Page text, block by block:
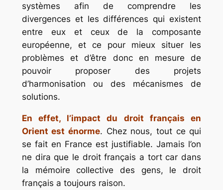
systèmes afin de comprendre les
divergences et les différences qui existent
entre eux et ceux de la composante
européenne, et ce pour mieux situer les
problèmes et d’être donc en mesure de
pouvoir proposer des projets
d’harmonisation ou des mécanismes de
solutions.
En effet, l’impact du droit français en
Orient est énorme. Chez nous, tout ce qui
se fait en France est justifiable. Jamais l’on
ne dira que le droit français a tort car dans
la mémoire collective des gens, le droit
français a toujours raison.